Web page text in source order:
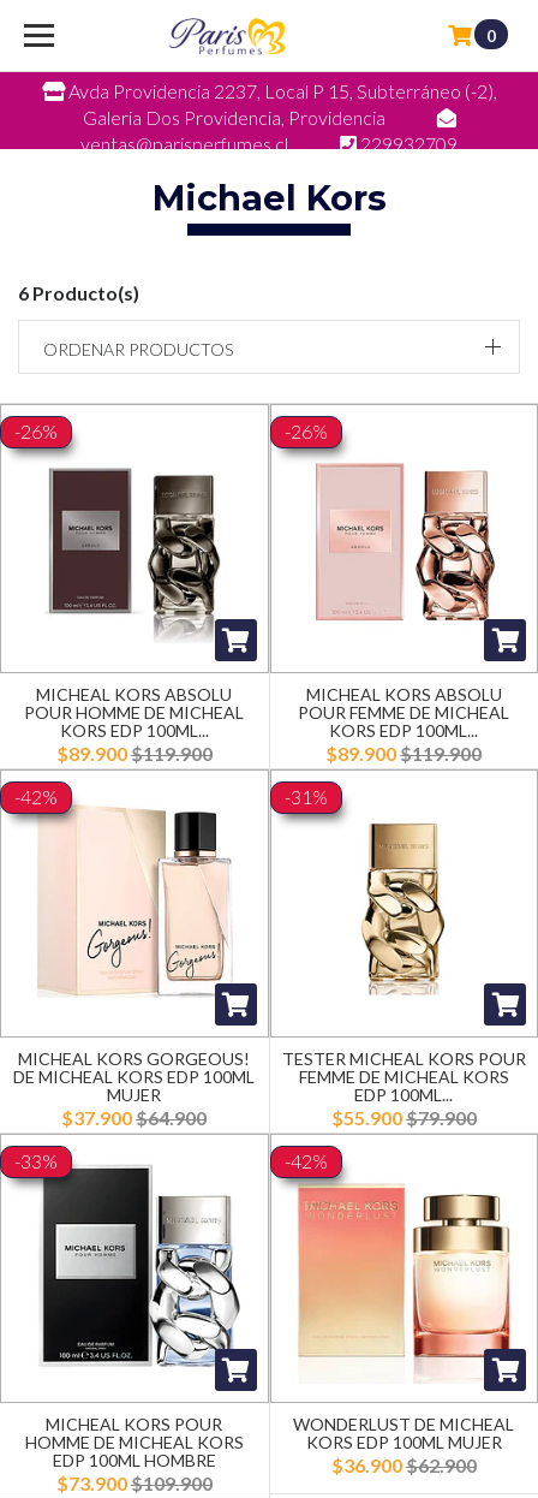
Avda Providencia 2237, Local P 15, Subterráneo (-2),
Galeria Dos Providencia, Providencia
ventas@parisperfumes.cl
229932709
0
Michael Kors
6 Producto(s)
ORDENAR PRODUCTOS
-26%
MICHEAL KORS ABSOLU
POUR HOMME DE MICHEAL
KORS EDP 100ML...
$89.900$119.900
-26%
MICHEAL KORS ABSOLU
POUR FEMME DE MICHEAL
KORS EDP 100ML...
$89.900$119.900
-42%
MICHEAL KORS GORGEOUS!
DE MICHEAL KORS EDP 100ML
MUJER
$37.900$64.900
-31%
TESTER MICHEAL KORS POUR
FEMME DE MICHEAL KORS
EDP 100ML...
$55.900$79.900
-33%
MICHEAL KORS POUR
HOMME DE MICHEAL KORS
EDP 100ML HOMBRE
$73.900$109.900
-42%
WONDERLUST DE MICHEAL
KORS EDP 100ML MUJER
$36.900$62.900